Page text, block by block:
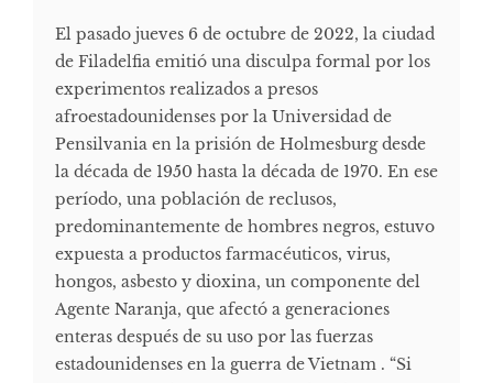
El pasado jueves 6 de octubre de 2022, la ciudad
de Filadelfia emitió una disculpa formal por los
experimentos realizados a presos
afroestadounidenses por la Universidad de
Pensilvania en la prisión de Holmesburg desde
la década de 1950 hasta la década de 1970. En ese
período, una población de reclusos,
predominantemente de hombres negros, estuvo
expuesta a productos farmacéuticos, virus,
hongos, asbesto y dioxina, un componente del
Agente Naranja, que afectó a generaciones
enteras después de su uso por las fuerzas
estadounidenses en la guerra de Vietnam . “Si